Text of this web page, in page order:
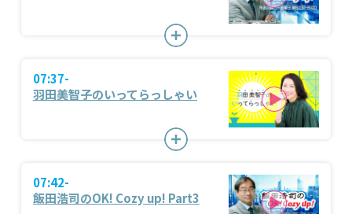
07:37-
羽田美智子のいってらっしゃい
07:42-
飯田浩司のOK! Cozy up! Part3